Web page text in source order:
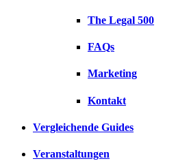
The Legal 500
FAQs
Marketing
Kontakt
Vergleichende Guides
Veranstaltungen